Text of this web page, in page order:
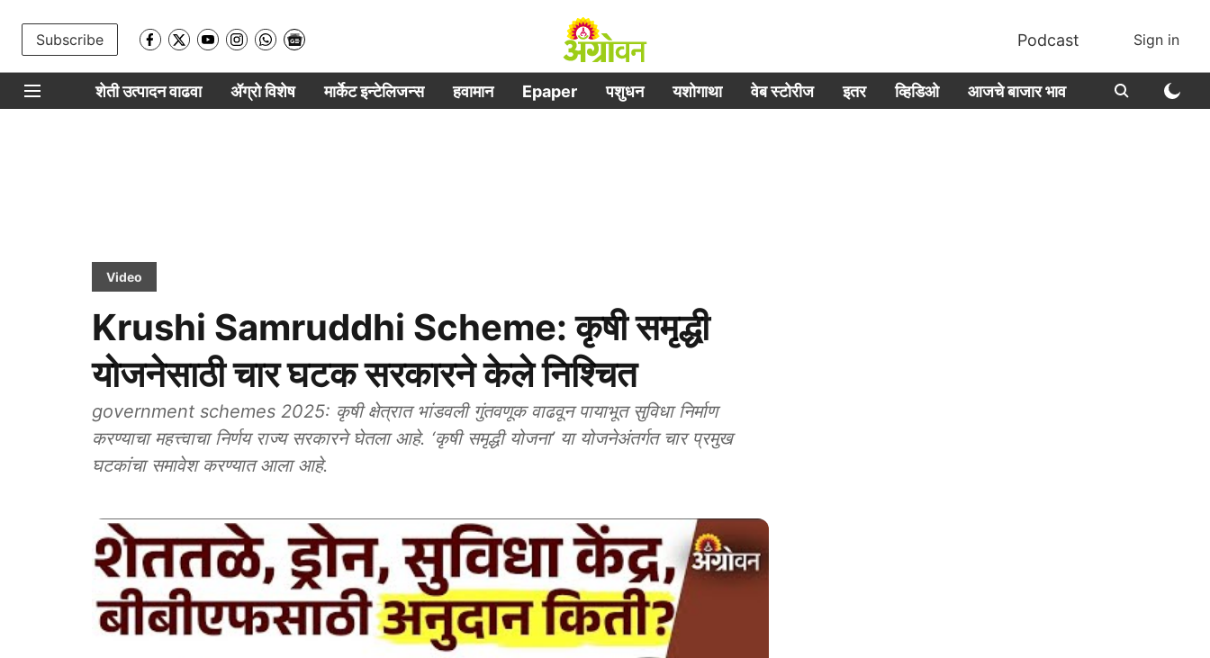
Subscribe Podcast Sign in
शेती उत्पादन वाढवा ॲग्रो विशेष मार्केट इन्टेलिजन्स हवामान Epaper पशुधन यशोगाथा वेब स्टोरीज इतर व्हिडिओ आजचे बाजार भाव
Video
Krushi Samruddhi Scheme: कृषी समृद्धी
योजनेसाठी चार घटक सरकारने केले निश्चित
government schemes 2025: कृषी क्षेत्रात भांडवली गुंतवणूक वाढवून पायाभूत सुविधा निर्माण
करण्याचा महत्त्वाचा निर्णय राज्य सरकारने घेतला आहे. ‘कृषी समृद्धी योजना’ या योजनेअंतर्गत चार प्रमुख
घटकांचा समावेश करण्यात आला आहे.